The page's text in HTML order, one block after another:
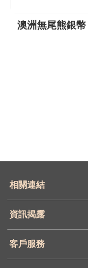
澳洲無尾熊銀幣
相關連結
資訊揭露
客戶服務